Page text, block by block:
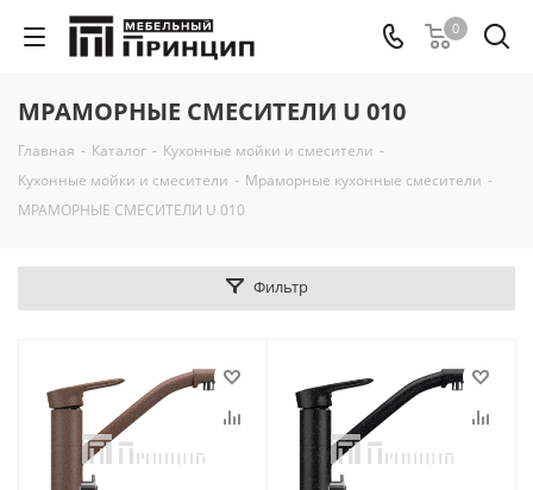
0
МРАМОРНЫЕ СМЕСИТЕЛИ U 010
Главная - Каталог - Кухонные мойки и смесители -
Кухонные мойки и смесители - Мраморные кухонные смесители -
МРАМОРНЫЕ СМЕСИТЕЛИ U 010
Фильтр